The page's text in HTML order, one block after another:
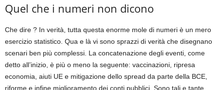
Quel che i numeri non dicono
Che dire ? In verità, tutta questa enorme mole di numeri è un mero
esercizio statistico. Qua e là vi sono sprazzi di verità che disegnano
scenari ben più complessi. La concatenazione degli eventi, come
detto all’inizio, è più o meno la seguente: vaccinazioni, ripresa
economia, aiuti UE e mitigazione dello spread da parte della BCE,
riforme e infine miglioramento dei conti pubblici. Sono tali e tante